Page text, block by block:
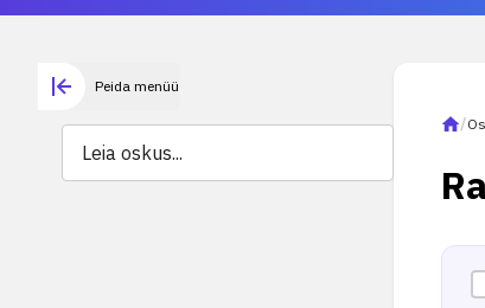
Peida menüü
/